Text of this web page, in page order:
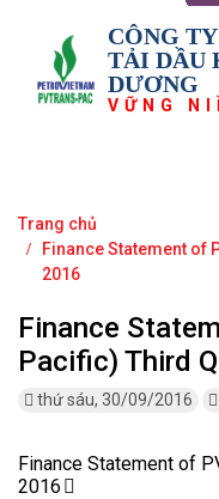
CÔNG
TẢI DẦU
DƯƠNG
VỮNG
Trang chủ
Finance Statement of
2016
Finance
Pacific) Third
thứ sáu, 30/09/2016
Finance Statement of
2016